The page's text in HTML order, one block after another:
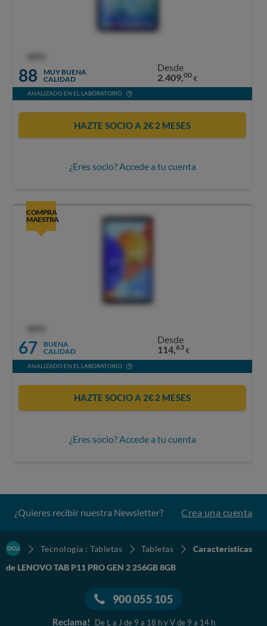
88
MUY BUENA
CALIDAD
Desde
2.409,00 €
ANALIZADO EN EL LABORATORIO
HAZTE SOCIO A 2€ 2 MESES
¿Eres socio? Accede a tu cuenta
COMPRA
MAESTRA
67
BUENA
CALIDAD
Desde
114,63 €
ANALIZADO EN EL LABORATORIO
HAZTE SOCIO A 2€ 2 MESES
¿Eres socio? Accede a tu cuenta
¿Quieres recibir nuestra Newsletter? Crea una cuenta
Tecnología : Tabletas Tabletas
Características
de LENOVO TAB P11 PRO GEN 2 256GB 8GB
900 055 105
Reclama! De L a J de 9 a 18 h y V de 9 a 14 h